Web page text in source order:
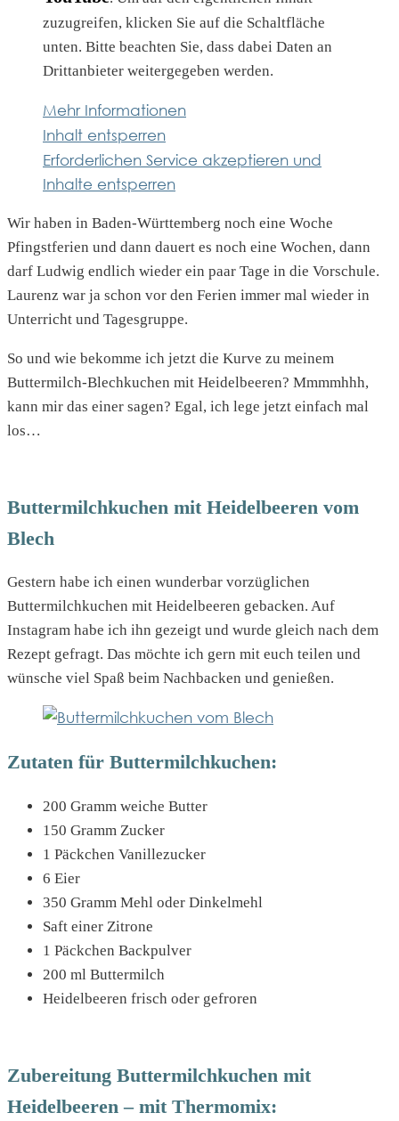
zuzugreifen, klicken Sie auf die Schaltfläche
unten. Bitte beachten Sie, dass dabei Daten an
Drittanbieter weitergegeben werden.
Mehr Informationen
Inhalt entsperren
Erforderlichen Service akzeptieren und
Inhalte entsperren
Wir haben in Baden-Württemberg noch eine Woche
Pfingstferien und dann dauert es noch eine Wochen, dann
darf Ludwig endlich wieder ein paar Tage in die Vorschule.
Laurenz war ja schon vor den Ferien immer mal wieder in
Unterricht und Tagesgruppe.
So und wie bekomme ich jetzt die Kurve zu meinem
Buttermilch-Blechkuchen mit Heidelbeeren? Mmmmhhh,
kann mir das einer sagen? Egal, ich lege jetzt einfach mal
los…
Buttermilchkuchen mit Heidelbeeren vom
Blech
Gestern habe ich einen wunderbar vorzüglichen
Buttermilchkuchen mit Heidelbeeren gebacken. Auf
Instagram habe ich ihn gezeigt und wurde gleich nach dem
Rezept gefragt. Das möchte ich gern mit euch teilen und
wünsche viel Spaß beim Nachbacken und genießen.
Zutaten für Buttermilchkuchen:
200 Gramm weiche Butter
150 Gramm Zucker
1 Päckchen Vanillezucker
6 Eier
350 Gramm Mehl oder Dinkelmehl
Saft einer Zitrone
1 Päckchen Backpulver
200 ml Buttermilch
Heidelbeeren frisch oder gefroren
Zubereitung Buttermilchkuchen mit
Heidelbeeren – mit Thermomix: